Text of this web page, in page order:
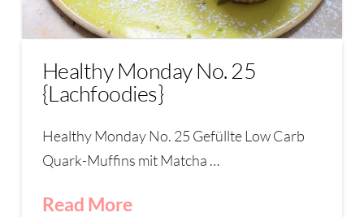
Healthy Monday No. 25
{Lachfoodies}
Healthy Monday No. 25 Gefüllte Low Carb
Quark-Muffins mit Matcha …
Read More